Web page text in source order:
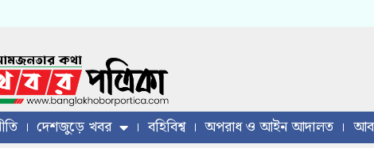
দেশজুড়ে খবর বহিবিশ্ব অপরাধ ও আইন আদালত